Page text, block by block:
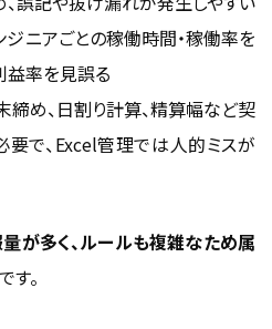
ジニアごとの稼働時間・稼働率を
率を見誤る
締め、日割り計算、精算幅など契
で、Excel管理では人的ミスが
が多く、ルールも複雑なため属
す。